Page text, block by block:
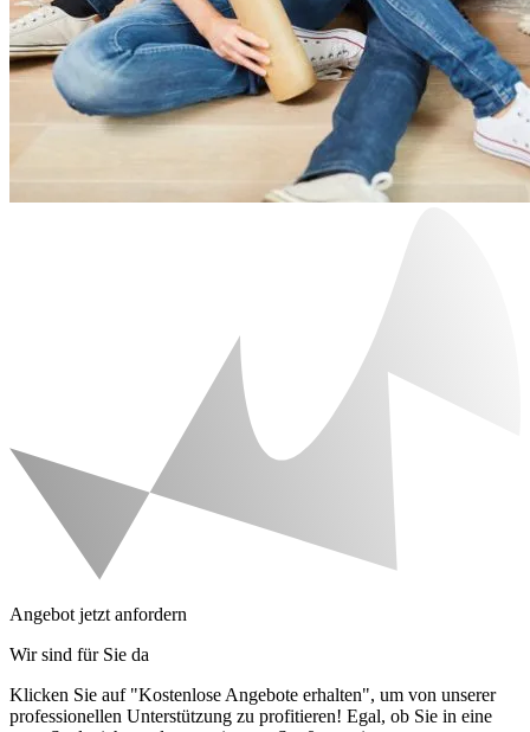
Angebot jetzt anfordern
Wir sind für Sie da
Klicken Sie auf "Kostenlose Angebote erhalten", um von unserer
professionellen Unterstützung zu profitieren! Egal, ob Sie in eine